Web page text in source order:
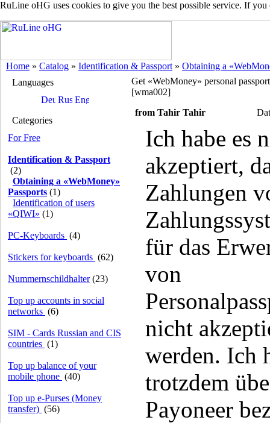
RuLine oHG uses cookies to give you the best possible service. If
Home » Catalog » Identification & Passport » Obtaining a
Languages
Categories
For Free
Identification & Passport
(2)
Obtaining a «WebMoney»
Passports (1)
Identifiсation of users
«QIWI» (1)
PC-Keyboards (4)
Stickers for keyboards (62)
Nummernschildhalter(23)
Top up accounts in social
networks (6)
SIM - Cards Russian and CIS
countries (1)
Top up balance of your
mobile phone (40)
Top up e-Purses (Money
transfer) (56)
Get «WebMoney» personal passport
[wma002]
from Tahir Tahir
Ich habe es
akzeptiert,
Zahlungen
für das
von
nicht
werden. Ich
trotzdem
Payoneer